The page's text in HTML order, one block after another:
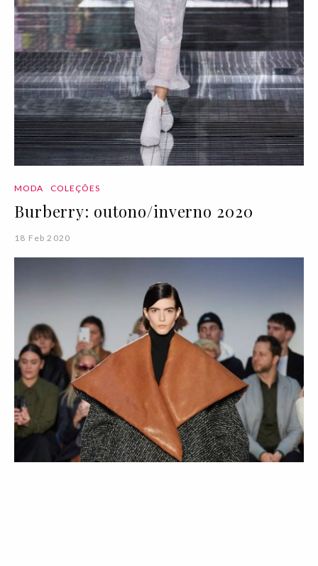
MODA COLEÇÕES
Burberry: outono/inverno 2020
18 Feb 2020